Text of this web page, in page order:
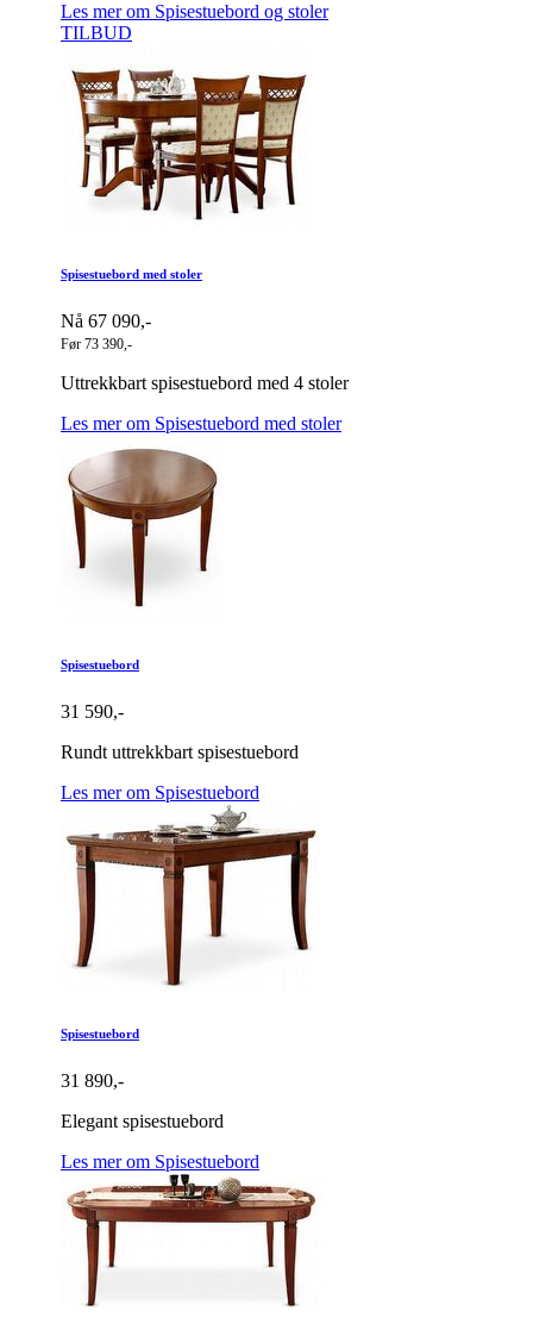
Les mer om Spisestuebord og stoler
TILBUD
Spisestuebord med stoler
Nå 67 090,-
Før 73 390,-
Uttrekkbart spisestuebord med 4 stoler
Les mer om Spisestuebord med stoler
Spisestuebord
31 590,-
Rundt uttrekkbart spisestuebord
Les mer om Spisestuebord
Spisestuebord
31 890,-
Elegant spisestuebord
Les mer om Spisestuebord